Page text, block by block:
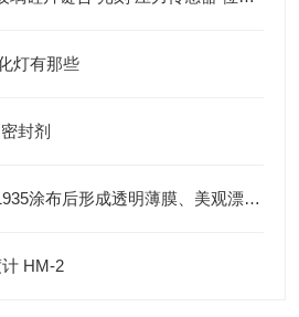
灯有那些
封剂
中央发明 ALTOUCH 1935涂布后形成透明薄膜、美观漂亮密封胶
HM-2